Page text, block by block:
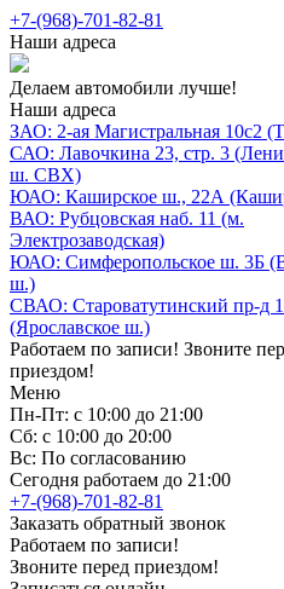
+7-(968)-701-82-81
Наши адреса
Делаем автомобили лучше!
Наши адреса
ЗАО: 2-ая Магистральная 10с2
САО: Лавочкина 23, стр. 3
ш. СВХ)
ЮАО: Каширское ш., 22А
ВАО: Рубцовская наб. 11 (м.
Электрозаводская)
ЮАО: Симферопольское ш. 3Б
ш.)
СВАО: Староватутинский пр-д
(Ярославское ш.)
Работаем по записи! Звоните
приездом!
Меню
Пн-Пт: с 10:00 до 21:00
Сб: с 10:00 до 20:00
Вс: По согласованию
Сегодня работаем до 21:00
+7-(968)-701-82-81
Заказать обратный звонок
Работаем по записи!
Звоните перед приездом!